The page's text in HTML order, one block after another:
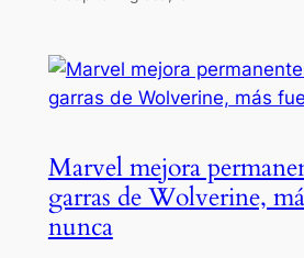
Marvel mejora
garras de Wolverine,
nunca